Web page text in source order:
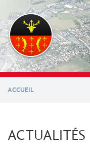
contenu
principal
ACCUEIL
ACTUALITÉS